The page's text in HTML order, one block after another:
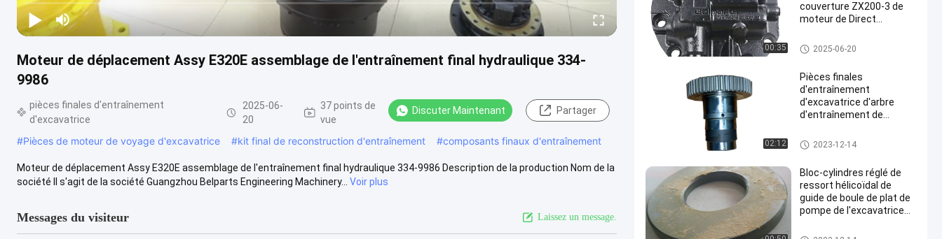
Moteur de déplacement Assy E320E assemblage de l'entraînement final hydraulique 334-
9986
pièces finales d'entraînement
d'excavatrice
2025-06-
20
37 points de
vue
Discuter Maintenant Partager
#Pièces de moteur de voyage d'excavatrice #kit final de reconstruction d'entraînement #composants finaux d'entraînement
Moteur de déplacement Assy E320E assemblage de l'entraînement final hydraulique 334-9986 Description de la production Nom de la
société Il s'agit de la société Guangzhou Belparts Engineering Machinery...
Voir plus
Messages du visiteur Laissez un message.
00:35
couverture ZX200-3 de
moteur de Direct
d'excavatrice de Belparts
pièces finales d'entraînement
d'excavatrice
2025-06-20
02:12
Pièces finales
d'entraînement
d'excavatrice d'arbre
d'entraînement de
Hitachi EX270-5 EX300-3
ZX270 ZX280 EX310-3
pièces finales d'entraînement
d'excavatrice
2023-12-14
Bloc-cylindres réglé de
ressort hélicoïdal de
guide de boule de plat de
pompe de l'excavatrice
d'arbre de plat principal
pièces finales d'entraînement